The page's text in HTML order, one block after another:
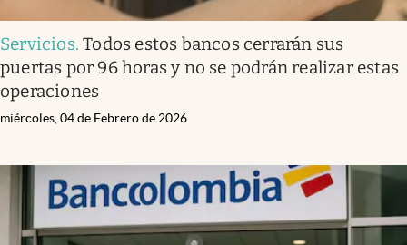
Servicios.Todos estos bancos cerrarán sus
puertas por 96 horas y no se podrán realizar estas
operaciones
miércoles, 04 de Febrero de 2026